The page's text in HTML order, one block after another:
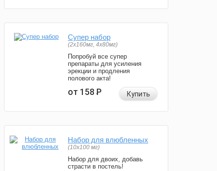
Супер набор
(2х160мг, 4х80мг)
Попробуй все супер
препараты для усиления
эрекции и продления
полового акта!
от 158Р Купить
Набор для влюбленных
(10х100 мг)
Набор для двоих, добавь
страсти в постель!